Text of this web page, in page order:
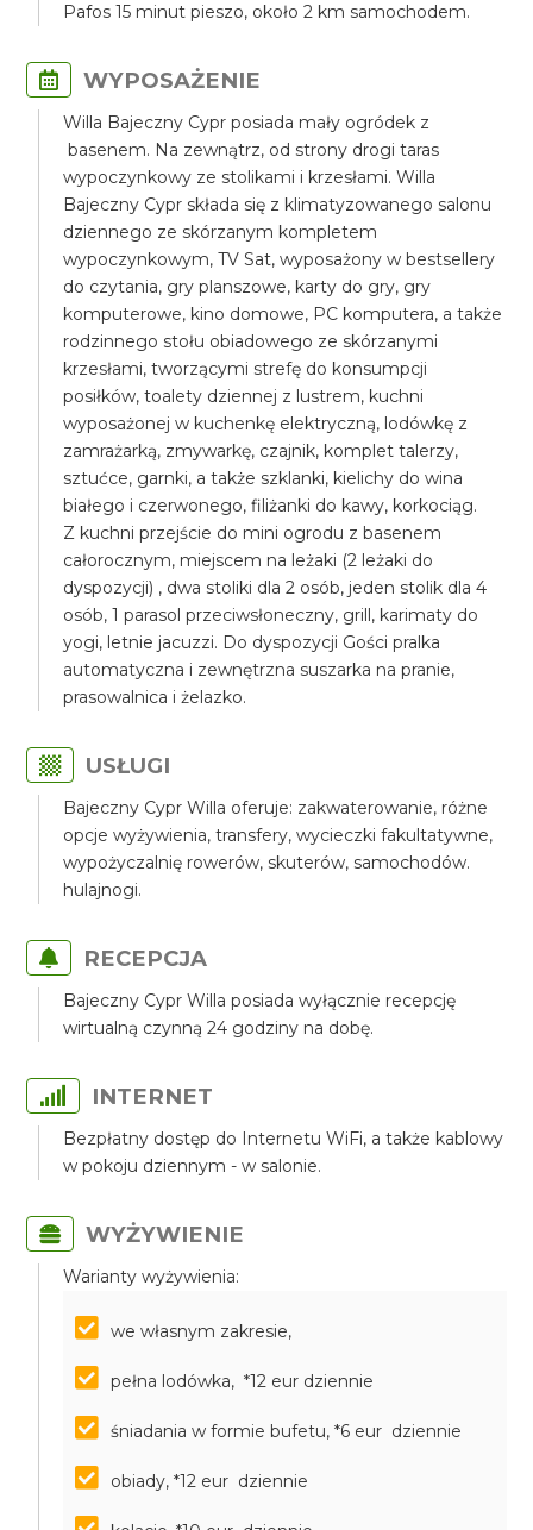
Pafos 15 minut pieszo, około 2 km samochodem.
WYPOSAŻENIE
Willa Bajeczny Cypr posiada mały ogródek z
basenem. Na zewnątrz, od strony drogi taras
wypoczynkowy ze stolikami i krzesłami. Willa
Bajeczny Cypr składa się z klimatyzowanego salonu
dziennego ze skórzanym kompletem
wypoczynkowym, TV Sat, wyposażony w bestsellery
do czytania, gry planszowe, karty do gry, gry
komputerowe, kino domowe, PC komputera, a także
rodzinnego stołu obiadowego ze skórzanymi
krzesłami, tworzącymi strefę do konsumpcji
posiłków, toalety dziennej z lustrem, kuchni
wyposażonej w kuchenkę elektryczną, lodówkę z
zamrażarką, zmywarkę, czajnik, komplet talerzy,
sztućce, garnki, a także szklanki, kielichy do wina
białego i czerwonego, filiżanki do kawy, korkociąg.
Z kuchni przejście do mini ogrodu z basenem
całorocznym, miejscem na leżaki (2 leżaki do
dyspozycji) , dwa stoliki dla 2 osób, jeden stolik dla 4
osób, 1 parasol przeciwsłoneczny, grill, karimaty do
yogi, letnie jacuzzi. Do dyspozycji Gości pralka
automatyczna i zewnętrzna suszarka na pranie,
prasowalnica i żelazko.
USŁUGI
Bajeczny Cypr Willa oferuje: zakwaterowanie, różne
opcje wyżywienia, transfery, wycieczki fakultatywne,
wypożyczalnię rowerów, skuterów, samochodów.
hulajnogi.
RECEPCJA
Bajeczny Cypr Willa posiada wyłącznie recepcję
wirtualną czynną 24 godziny na dobę.
INTERNET
Bezpłatny dostęp do Internetu WiFi, a także kablowy
w pokoju dziennym - w salonie.
WYŻYWIENIE
Warianty wyżywienia:
we własnym zakresie,
pełna lodówka, *12 eur dziennie
śniadania w formie bufetu, *6 eur dziennie
obiady, *12 eur dziennie